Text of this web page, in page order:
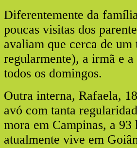
Diferentemente da
poucas visitas dos
avaliam que cerca de
regularmente), a irmã e
todos os domingos.
Outra interna, Rafaela,
avó com tanta
mora em Campinas, a 93
atualmente vive em